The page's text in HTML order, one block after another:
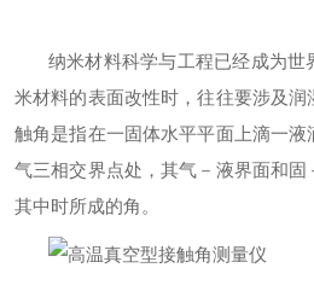
纳米材料科学与工程已经成为世
米材料的表面改性时，往往要涉及
触角是指在一固体水平平面上滴一液
气三相交界点处，其气－液界面和
其中时所成的角。